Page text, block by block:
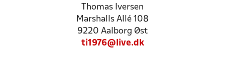
Thomas Iversen
Marshalls Allé 108
9220 Aalborg Øst
ti1976@live.dk